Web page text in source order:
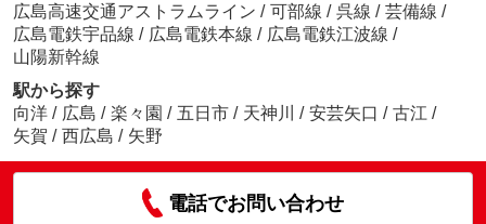
広島高速交通アストラムライン / 可部線 / 呉線 / 芸備線 /
広島電鉄宇品線 / 広島電鉄本線 / 広島電鉄江波線 /
山陽新幹線
駅から探す
向洋 / 広島 / 楽々園 / 五日市 / 天神川 / 安芸矢口 / 古江 /
矢賀 / 西広島 / 矢野
電話でお問い合わせ